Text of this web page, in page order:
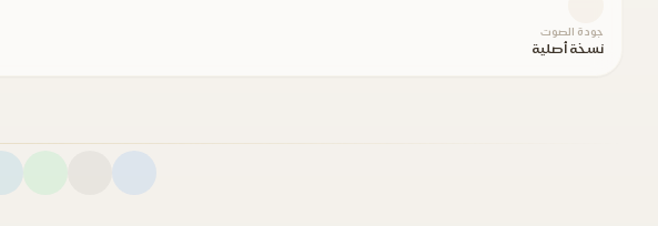
جودة الصوت
نسخة أصلية